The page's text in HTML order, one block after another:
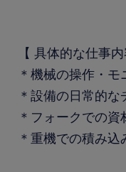
【 具体的な仕事内
＊機械の操作・モ
＊設備の日常的な
＊フォークでの
＊重機での積み込